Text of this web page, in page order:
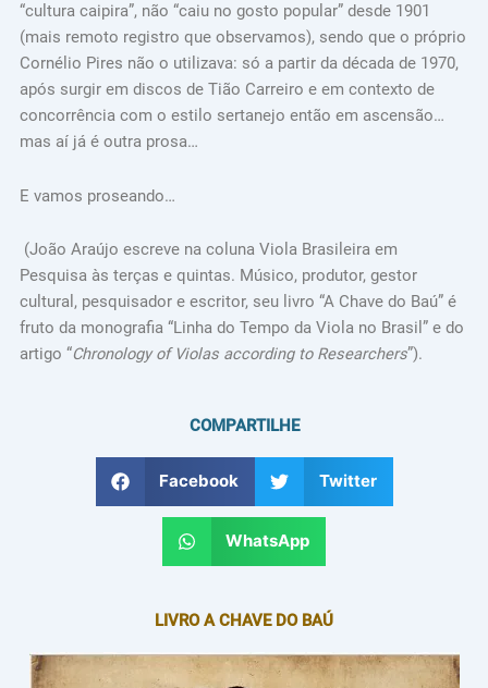
“cultura caipira”, não “caiu no gosto popular” desde 1901
(mais remoto registro que observamos), sendo que o próprio
Cornélio Pires não o utilizava: só a partir da década de 1970,
após surgir em discos de Tião Carreiro e em contexto de
concorrência com o estilo sertanejo então em ascensão…
mas aí já é outra prosa…
E vamos proseando…
(João Araújo escreve na coluna Viola Brasileira em
Pesquisa às terças e quintas. Músico, produtor, gestor
cultural, pesquisador e escritor, seu livro “A Chave do Baú” é
fruto da monografia “Linha do Tempo da Viola no Brasil” e do
artigo “Chronology of Violas according to Researchers”).
COMPARTILHE
Facebook Twitter
WhatsApp
LIVRO A CHAVE DO BAÚ